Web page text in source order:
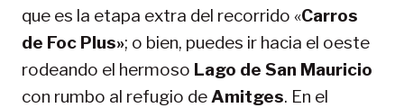
que es la etapa extra del recorrido «Carros
de Foc Plus»; o bien, puedes ir hacia el oeste
rodeando el hermoso Lago de San Mauricio
con rumbo al refugio de Amitges. En el